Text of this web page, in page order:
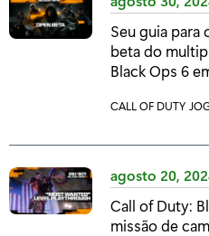
G
O
R
I
:
G
O
R
I
:
Seu guia para
beta do
Black Ops 6
C
T
G
O
R
CALL OF DUTY C
T
G
O
R
agosto 20,
Call of Duty:
missão de